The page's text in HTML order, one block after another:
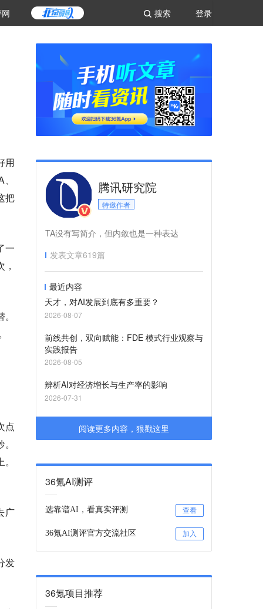
登录
搜索
用
把
一
点
广
发
腾讯研究院
特邀作者
TA没有写简介，但内敛也是一种表达
发表文章619篇
最近内容
天才，对AI发展到底有多重要？
2026-08-07
前线共创，双向赋能：FDE 模式行业观察与
实践报告
2026-08-05
辨析AI对经济增长与生产率的影响
2026-07-31
阅读更多内容，狠戳这里
36氪AI测评
选靠谱AI，看真实评测 查看
36氪AI测评官方交流社区 加入
36氪项目推荐